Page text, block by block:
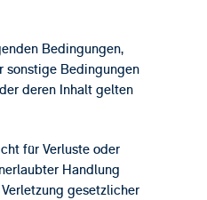
Bedingungen,
sonstige Bedingungen
deren Inhalt gelten
für Verluste oder
Handlung
gesetzlicher